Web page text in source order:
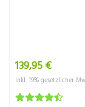
139,95 €
inkl. 19% gesetzlicher